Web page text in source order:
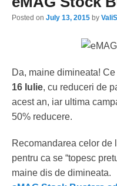
Posted on July 13, 2015 by ValiS
Da, maine dimineata!
16 Iulie, cu reduceri de
acest an, iar ultima
50% reducere.
Recomandarea celor de
pentru ca se “topesc
maine dis de dimineata.